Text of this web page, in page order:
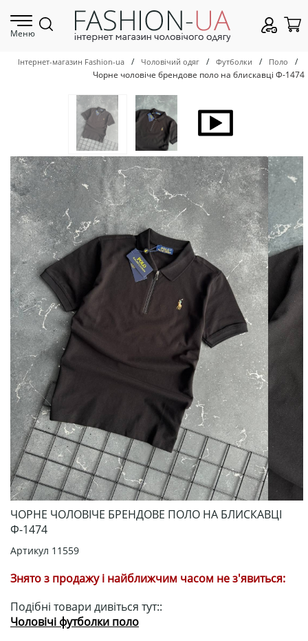
Меню
Інтернет-магазин Fashion-ua / Чоловічий одяг / Футболки / Поло
/
Чорне чоловіче брендове поло на блискавці Ф-1474
ЧОРНЕ ЧОЛОВІЧЕ БРЕНДОВЕ ПОЛО НА БЛИСКАВЦІ
Ф-1474
Артикул 11559
Знято з продажу і найближчим часом не з'явиться:
Подібні товари дивіться тут::
Чоловічі футболки поло